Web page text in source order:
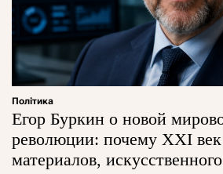
Політика
Егор Буркин о новой
революции: почему XXI век
материалов,